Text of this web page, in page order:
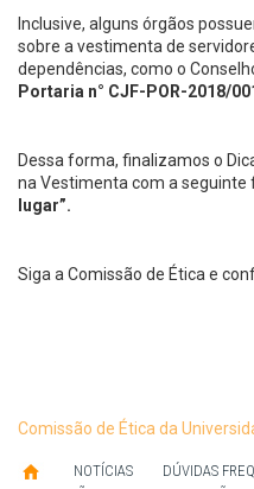
Inclusive, alguns órgãos
sobre a vestimenta de
dependências, como o
Portaria n° CJF-POR-2018/
Dessa forma, finalizamos o
na Vestimenta com a seguinte
lugar”.
Siga a Comissão de Ética e
Comissão de Ética da
NOTÍCIAS DÚVIDAS